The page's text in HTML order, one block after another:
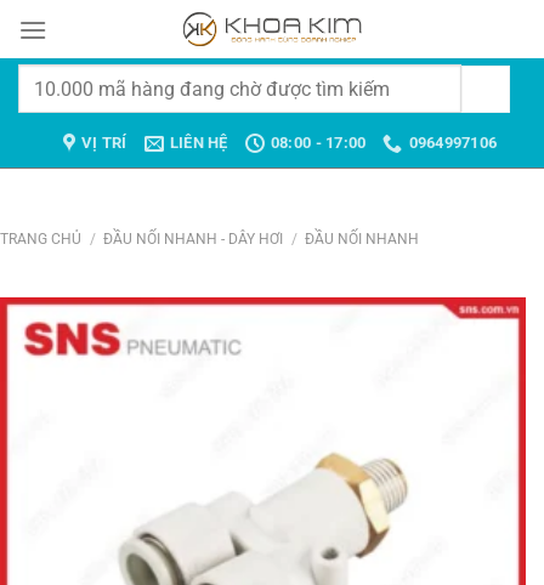
đến
Tìm
VỊ TRÍ LIÊN HỆ 08:00 - 17:00 0964997106
TRANG CHỦ / ĐẦU NỐI NHANH - DÂY HƠI / ĐẦU NỐI NHANH